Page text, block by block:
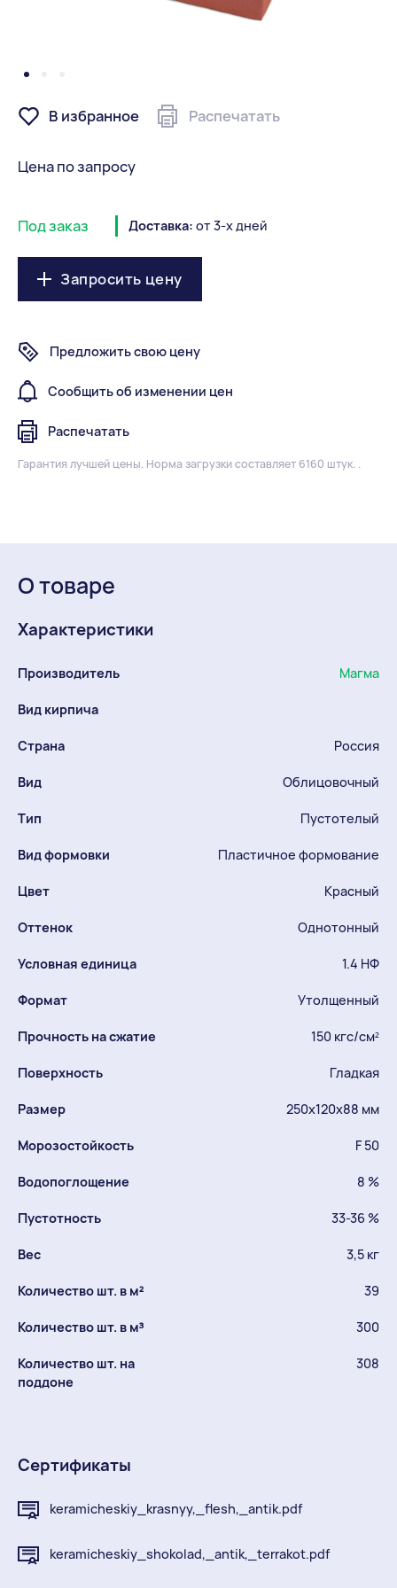
В избранное Распечатать
Цена по запросу
Под заказ Доставка: от 3-х дней
Запросить цену
Предложить свою цену
Сообщить об изменении цен
Распечатать
Гарантия лучшей цены. Норма загрузки составляет 6160 штук. .
О товаре
Характеристики
Производитель Магма
Вид кирпича
Страна Россия
Вид Облицовочный
Тип Пустотелый
Вид формовки Пластичное формование
Цвет Красный
Оттенок Однотонный
Условная единица 1.4 НФ
Формат Утолщенный
Прочность на сжатие 150 кгс/см²
Поверхность Гладкая
Размер 250х120х88 мм
Морозостойкость F 50
Водопоглощение 8 %
Пустотность 33-36 %
Вес 3,5 кг
Количество шт. в м² 39
Количество шт. в м³ 300
Количество шт. на
поддоне
308
Сертификаты
keramicheskiy_krasnyy,_flesh,_antik.pdf
keramicheskiy_shokolad,_antik,_terrakot.pdf